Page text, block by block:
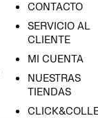
CONTACTO
SERVICIO AL
CLIENTE
MI CUENTA
NUESTRAS
TIENDAS